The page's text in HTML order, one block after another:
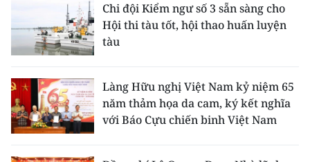
Chi đội Kiểm ngư số 3 sẵn sàng cho
Hội thi tàu tốt, hội thao huấn luyện
tàu
Làng Hữu nghị Việt Nam kỷ niệm 65
năm thảm họa da cam, ký kết nghĩa
với Báo Cựu chiến binh Việt Nam